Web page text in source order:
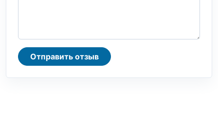
Отправить отзыв